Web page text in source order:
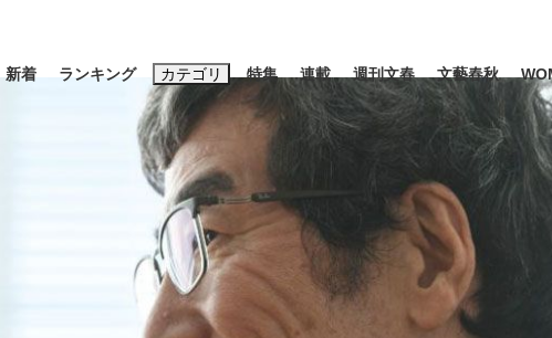
新着 ランキング カテゴリ
ニュース エンタメ ライフ
特集 連載 週刊文春 文藝春秋
キーワード入力
おすすめのキーワードタグ一覧
#藤田晋 #三山凌輝 #高市早苗 #後藤真希 #森岡毅 #
#玉木雄一郎
#亀和田武